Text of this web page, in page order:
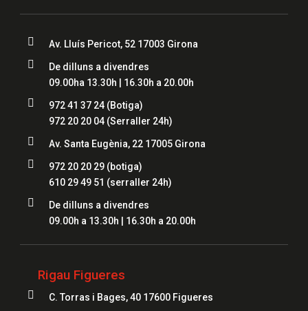
 Av. Lluís Pericot, 52 17003 Girona

De dilluns a divendres
09.00ha 13.30h | 16.30h a 20.00h
 972 41 37 24(Botiga)
972 20 20 04(Serraller 24h)
 Av. Santa Eugènia, 22 17005 Girona

972 20 20 29 (botiga)
610 29 49 51 (serraller 24h)

De dilluns a divendres
09.00h a 13.30h | 16.30h a 20.00h
Rigau Figueres
 C. Torras i Bages, 40 17600 Figueres